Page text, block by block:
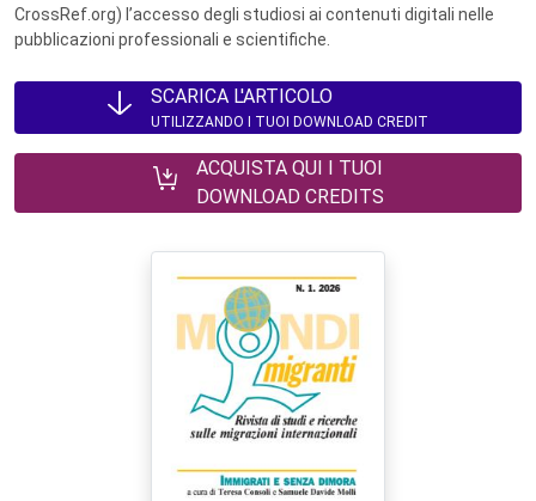
CrossRef.org) l’accesso degli studiosi ai contenuti digitali nelle
pubblicazioni professionali e scientifiche.
SCARICA L'ARTICOLO
UTILIZZANDO I TUOI DOWNLOAD CREDIT
ACQUISTA QUI I TUOI
DOWNLOAD CREDITS